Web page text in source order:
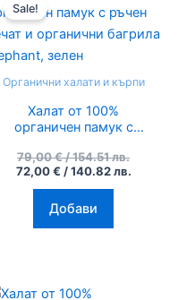
Sale!
Органични халати и кърпи
Халат от 100%
органичен памук с
органични багрила
Elephant, зелен
79,00€/ 154.51 лв.
was:
79,00 €
/
72,00€ / 140.82 лв.
е:
72,00 €
/
Добави